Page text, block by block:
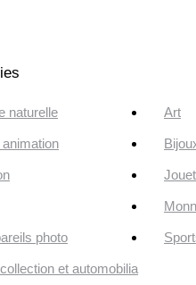
naturelle Art
photo
et automobilia